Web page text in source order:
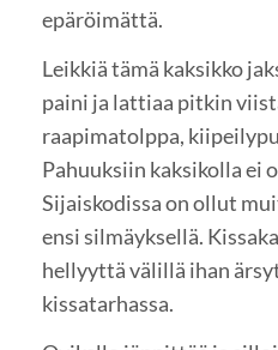
epäröimättä.
Leikkiä tämä kaksikko
paini ja lattiaa pitkin
raapimatolppa,
Pahuuksiin kaksikolla ei
Sijaiskodissa on ollut
ensi silmäyksellä.
hellyyttä välillä ihan
kissatarhassa.